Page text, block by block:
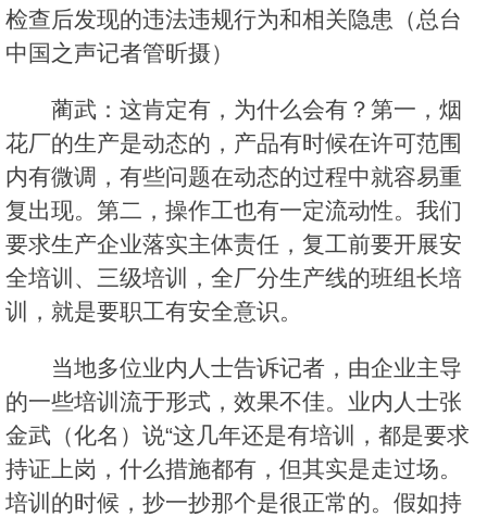
检查后发现的违法违规行为和相关隐患（总台
中国之声记者管昕摄）
蔺武：这肯定有，为什么会有？第一，烟
花厂的生产是动态的，产品有时候在许可范围
内有微调，有些问题在动态的过程中就容易重
复出现。第二，操作工也有一定流动性。我们
要求生产企业落实主体责任，复工前要开展安
全培训、三级培训，全厂分生产线的班组长培
训，就是要职工有安全意识。
当地多位业内人士告诉记者，由企业主导
的一些培训流于形式，效果不佳。业内人士张
金武（化名）说“这几年还是有培训，都是要求
持证上岗，什么措施都有，但其实是走过场。
培训的时候，抄一抄那个是很正常的。假如持